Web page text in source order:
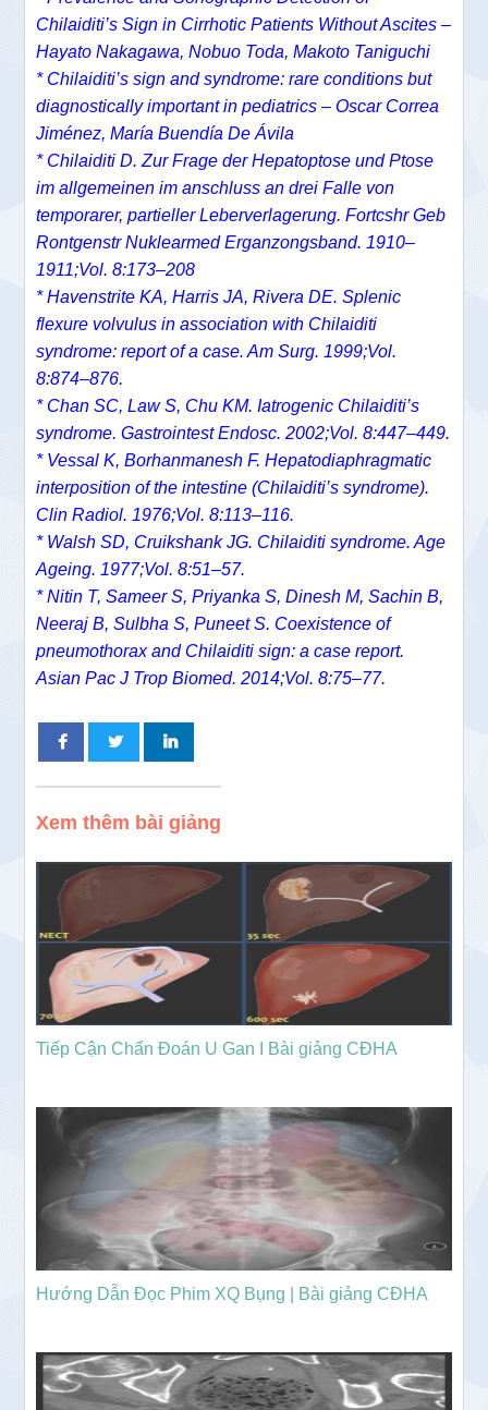
Chilaiditi’s Sign in Cirrhotic Patients Without Ascites –
Hayato Nakagawa,Nobuo Toda,Makoto Taniguchi
* Chilaiditi’s sign and syndrome: rare conditions but
diagnostically important in pediatrics – Oscar Correa
Jiménez, María Buendía De Ávila
* Chilaiditi D. Zur Frage der Hepatoptose und Ptose
im allgemeinen im anschluss an drei Falle von
temporarer, partieller Leberverlagerung. Fortcshr Geb
Rontgenstr Nuklearmed Erganzongsband. 1910–
1911;Vol. 8:173–208
* Havenstrite KA, Harris JA, Rivera DE. Splenic
flexure volvulus in association with Chilaiditi
syndrome: report of a case. Am Surg. 1999;Vol.
8:874–876.
* Chan SC, Law S, Chu KM. Iatrogenic Chilaiditi’s
syndrome. Gastrointest Endosc. 2002;Vol. 8:447–449.
* Vessal K, Borhanmanesh F. Hepatodiaphragmatic
interposition of the intestine (Chilaiditi’s syndrome).
Clin Radiol. 1976;Vol. 8:113–116.
* Walsh SD, Cruikshank JG. Chilaiditi syndrome. Age
Ageing. 1977;Vol. 8:51–57.
* Nitin T, Sameer S, Priyanka S, Dinesh M, Sachin B,
Neeraj B, Sulbha S, Puneet S. Coexistence of
pneumothorax and Chilaiditi sign: a case report.
Asian Pac J Trop Biomed. 2014;Vol. 8:75–77.
Xem thêm bài giảng
Tiếp Cận Chẩn Đoán U Gan I Bài giảng CĐHA
Hướng Dẫn Đọc Phim XQ Bụng | Bài giảng CĐHA